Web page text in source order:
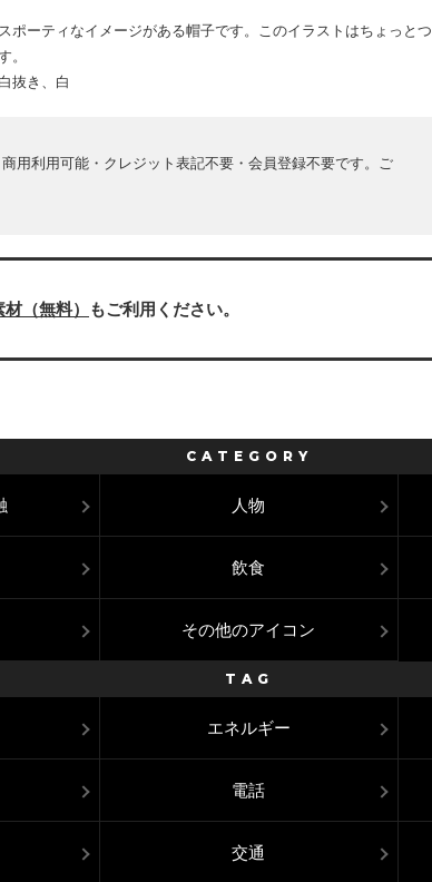
ーティなイメージがある帽子です。このイラストはちょっとつ
。
抜き、白
用利用可能・クレジット表記不要・会員登録不要です。ご
（無料） もご利用ください。
CATEGORY
人物
飲食
その他のアイコン
TAG
エネルギー
電話
交通